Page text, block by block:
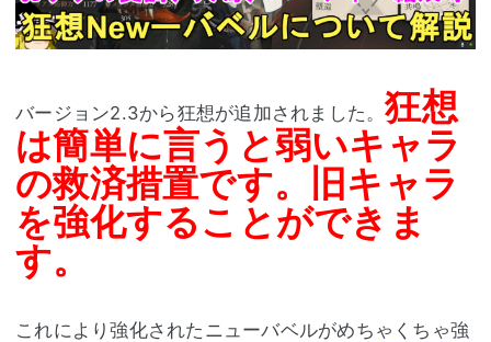
バージョン2.3から狂想が追加されました。狂想
は簡単に言うと弱いキャラ
の救済措置です。旧キャラ
を強化することができま
す。
これにより強化されたニューバベルがめちゃくちゃ強